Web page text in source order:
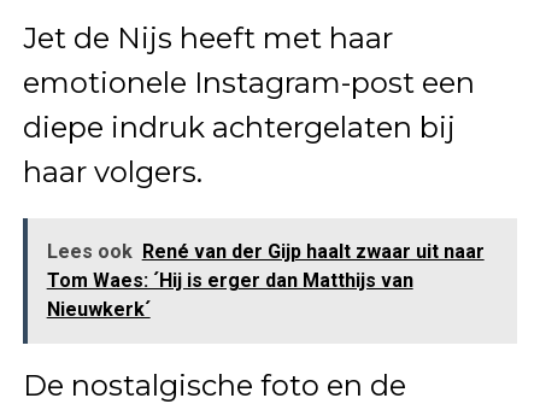
Jet de Nijs heeft met haar
emotionele Instagram-post een
diepe indruk achtergelaten bij
haar volgers.
Lees ook René van der Gijp haalt zwaar uit naar
Tom Waes: ´Hij is erger dan Matthijs van
Nieuwkerk´
De nostalgische foto en de